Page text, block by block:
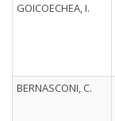
GOICOECHEA, I.
BERNASCONI, C.